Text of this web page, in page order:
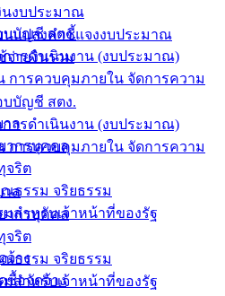
บบัญชี สตง.
ารดำเนินงาน (งบประมาณ)
การควบคุมภายใน จัดการความ
าล
ากรบุคคล
จริต
ธรรม จริยธรรม
สำหรับเจ้าหน้าที่ของรัฐ
จ้าง
ซื้อจัดจ้าง
นงบประมาณ
นแปลงคำชี้แจงงบประมาณ
จ่ายงินรวม
บบัญชี สตง.
ารดำเนินงาน (งบประมาณ)
การควบคุมภายใน จัดการความ
าล
ากรบุคคล
จริต
ธรรม จริยธรรม
สำหรับเจ้าหน้าที่ของรัฐ